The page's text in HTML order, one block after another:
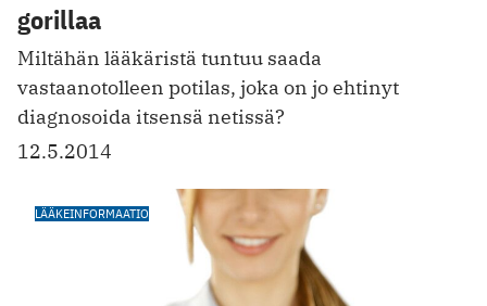
gorillaa
Miltähän lääkäristä tuntuu saada
vastaanotolleen potilas, joka on jo ehtinyt
diagnosoida itsensä netissä?
12.5.2014
LÄÄKEINFORMAATIO